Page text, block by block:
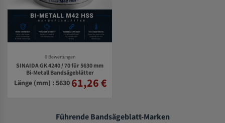
0 Bewertungen
SINAIDA GK 4240 / 70 für 5630 mm
Bi-Metall Bandsägeblätter
Länge (mm) : 5630 61,26 €
Führende Bandsägeblatt-Marken